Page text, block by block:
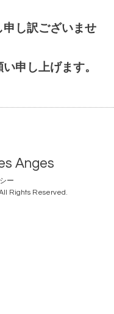
し訳ございませ
申し上げます。
Anges
ー
Rights Reserved.